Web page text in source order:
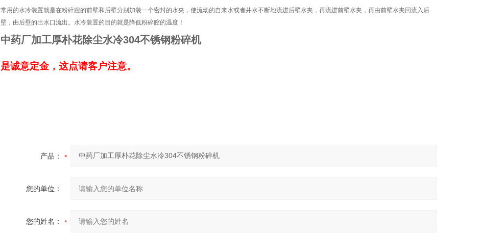
常用的水冷装置就是在粉碎腔的前壁和后壁分别加装一个密封的水夹，使流动的自来水或者井水不断地流进后壁水夹，再流进前壁水夹，再由前壁水夹回流入后
壁，由后壁的出水口流出。水冷装置的目的就是降低粉碎腔的温度！
中药厂加工厚朴花除尘水冷304不锈钢粉碎机
是诚意定金，这点请客户注意。
产品：
您的单位：
您的姓名：